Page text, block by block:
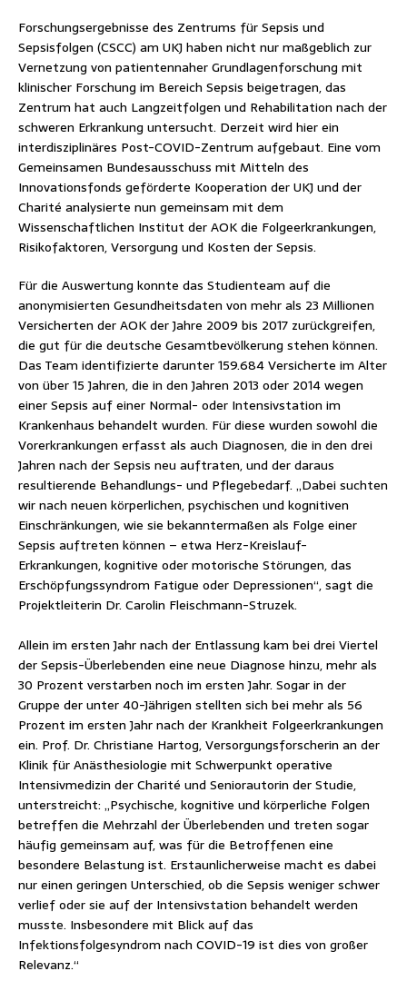
Forschungsergebnisse des Zentrums für Sepsis und
Sepsisfolgen (CSCC) am UKJ haben nicht nur maßgeblich zur
Vernetzung von patientennaher Grundlagenforschung mit
klinischer Forschung im Bereich Sepsis beigetragen, das
Zentrum hat auch Langzeitfolgen und Rehabilitation nach der
schweren Erkrankung untersucht. Derzeit wird hier ein
interdisziplinäres Post-COVID-Zentrum aufgebaut. Eine vom
Gemeinsamen Bundesausschuss mit Mitteln des
Innovationsfonds geförderte Kooperation der UKJ und der
Charité analysierte nun gemeinsam mit dem
Wissenschaftlichen Institut der AOK die Folgeerkrankungen,
Risikofaktoren, Versorgung und Kosten der Sepsis.
Für die Auswertung konnte das Studienteam auf die
anonymisierten Gesundheitsdaten von mehr als 23 Millionen
Versicherten der AOK der Jahre 2009 bis 2017 zurückgreifen,
die gut für die deutsche Gesamtbevölkerung stehen können.
Das Team identifizierte darunter 159.684 Versicherte im Alter
von über 15 Jahren, die in den Jahren 2013 oder 2014 wegen
einer Sepsis auf einer Normal- oder Intensivstation im
Krankenhaus behandelt wurden. Für diese wurden sowohl die
Vorerkrankungen erfasst als auch Diagnosen, die in den drei
Jahren nach der Sepsis neu auftraten, und der daraus
resultierende Behandlungs- und Pflegebedarf. „Dabei suchten
wir nach neuen körperlichen, psychischen und kognitiven
Einschränkungen, wie sie bekanntermaßen als Folge einer
Sepsis auftreten können – etwa Herz-Kreislauf-
Erkrankungen, kognitive oder motorische Störungen, das
Erschöpfungssyndrom Fatigue oder Depressionen“, sagt die
Projektleiterin Dr. Carolin Fleischmann-Struzek.
Allein im ersten Jahr nach der Entlassung kam bei drei Viertel
der Sepsis-Überlebenden eine neue Diagnose hinzu, mehr als
30 Prozent verstarben noch im ersten Jahr. Sogar in der
Gruppe der unter 40-Jährigen stellten sich bei mehr als 56
Prozent im ersten Jahr nach der Krankheit Folgeerkrankungen
ein. Prof. Dr. Christiane Hartog, Versorgungsforscherin an der
Klinik für Anästhesiologie mit Schwerpunkt operative
Intensivmedizin der Charité und Seniorautorin der Studie,
unterstreicht: „Psychische, kognitive und körperliche Folgen
betreffen die Mehrzahl der Überlebenden und treten sogar
häufig gemeinsam auf, was für die Betroffenen eine
besondere Belastung ist. Erstaunlicherweise macht es dabei
nur einen geringen Unterschied, ob die Sepsis weniger schwer
verlief oder sie auf der Intensivstation behandelt werden
musste. Insbesondere mit Blick auf das
Infektionsfolgesyndrom nach COVID-19 ist dies von großer
Relevanz.“